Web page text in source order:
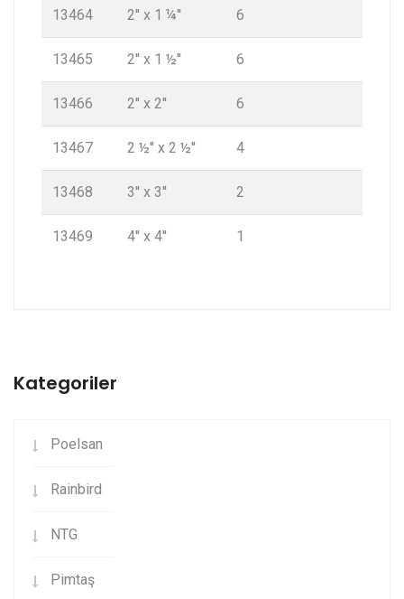
13464 2'' x 1 ¼'' 6
13465 2'' x 1 ½'' 6
13466 2'' x 2'' 6
13467 2 ½'' x 2 ½'' 4
13468 3'' x 3'' 2
13469 4'' x 4'' 1
Kategoriler
Poelsan
Rainbird
NTG
Pimtaş